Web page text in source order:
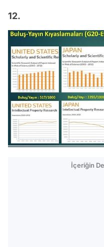
12.
İçeriğin